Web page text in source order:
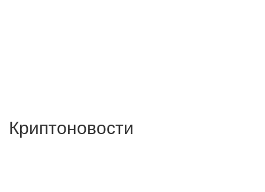
Криптоновости